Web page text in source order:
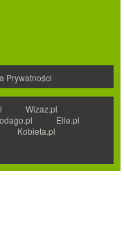
Prywatności
Wizaz.pl
Elle.pl
Kobieta.pl